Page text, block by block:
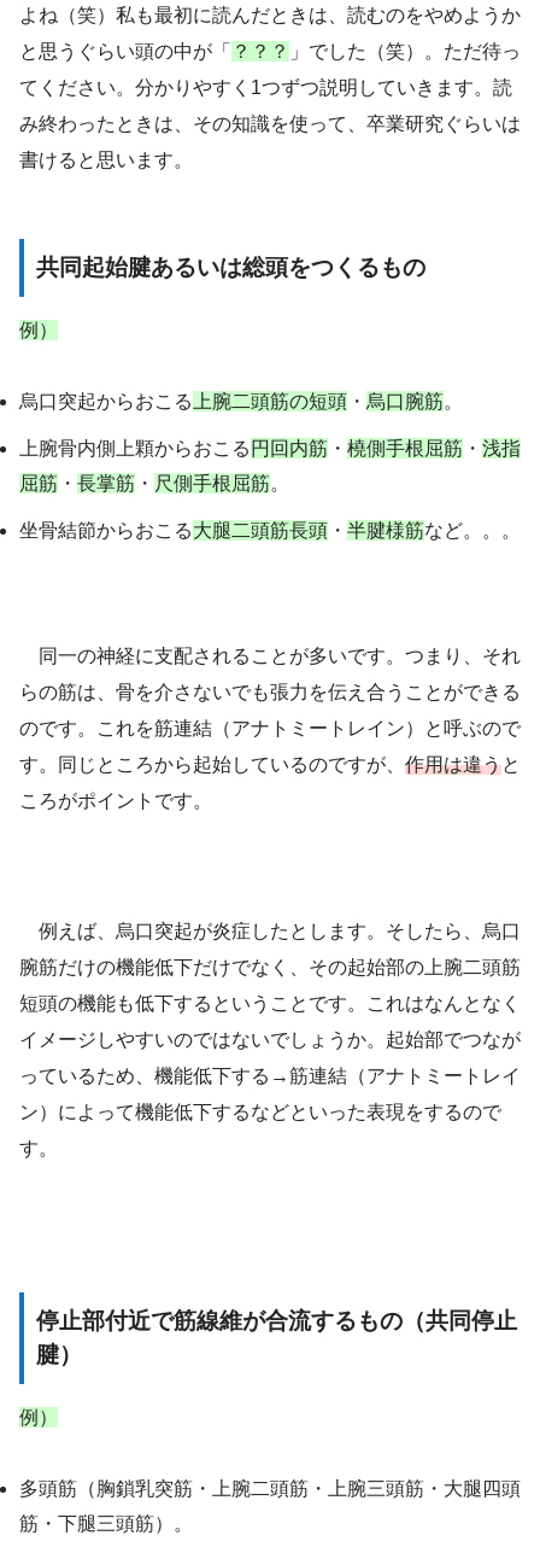
よね（笑）私も最初に読んだときは、読むのをやめようか
と思うぐらい頭の中が「 ？？？ 」でした（笑）。 ただ待っ
てください。 分かりやすく1つずつ説明していきます。 読
み終わったときは、その知識を使って、卒業研究ぐらいは
書けると思います。
共同起始腱あるいは総頭をつくるもの
例）
烏口突起からおこる 上腕二頭筋の短頭 ・ 烏口腕筋。
上腕骨内側上顆からおこる 円回内筋 ・ 橈側手根屈筋 ・ 浅指
屈筋 ・ 長掌筋 ・ 尺側手根屈筋。
坐骨結節からおこる大腿二頭筋長頭 ・ 半腱様筋など。。。
同一の神経に支配されることが多いです。 つまり、それ
らの筋は、骨を介さないでも張力を伝え合うことができる
のです。これを筋連結（アナトミートレイン）と呼ぶので
す。同じところから起始しているのですが、 作用は違うと
ころがポイントです。
例えば、烏口突起が炎症したとします。そしたら、烏口
腕筋だけの機能低下だけでなく、その起始部の上腕二頭筋
短頭の機能も低下するということです。これはなんとなく
イメージしやすいのではないでしょうか。起始部でつなが
っているため、機能低下する→筋連結（アナトミートレイ
ン）によって機能低下するなどといった表現をするので
す。
停止部付近で筋線維が合流するもの（共同停止
腱）
例）
多頭筋（胸鎖乳突筋・上腕二頭筋・上腕三頭筋・大腿四頭
筋・下腿三頭筋）。